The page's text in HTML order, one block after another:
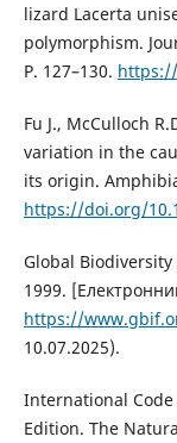
lizard Lacerta
polymorphism.
P. 127–130.
Fu J., McCulloch
variation in the
its origin.
https://doi.org/
Global
1999.
https://
10.07.2025).
International
Edition. The